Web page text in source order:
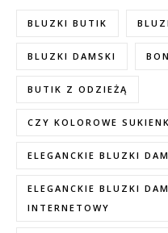
BLUZKI BUTIK
BLUZKI DAMSKI
BUTIK Z ODZIEŻĄ
CZY KOLOROWE
ELEGANCKIE BLUZKI
ELEGANCKIE BLUZKI
INTERNETOWY